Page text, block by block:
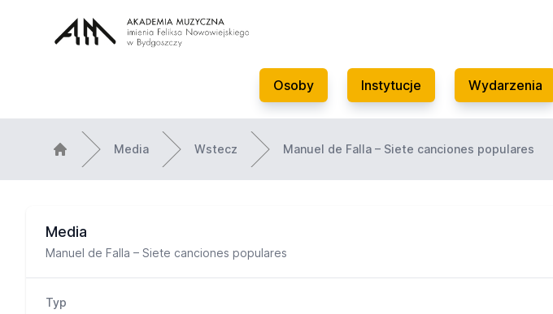
Osoby Instytucje Wydarzenia
Media Wstecz Manuel de Falla – Siete canciones populares
Media
Manuel de Falla – Siete canciones populares
Typ